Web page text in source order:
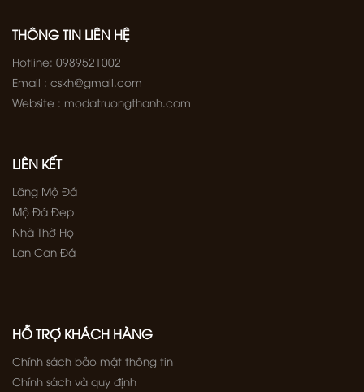
THÔNG TIN LIÊN HỆ
Hotline: 0989521002
Email : cskh@gmail.com
Website : modatruongthanh.com
LIÊN KẾT
Lăng Mộ Đá
Mộ Đá Đẹp
Nhà Thờ Họ
Lan Can Đá
HỖ TRỢ KHÁCH HÀNG
Chính sách bảo mật thông tin
Chính sách và quy định